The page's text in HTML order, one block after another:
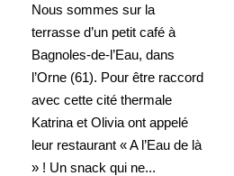
Nous sommes sur la
terrasse d’un petit café à
Bagnoles-de-l’Eau, dans
l’Orne (61). Pour être raccord
avec cette cité thermale
Katrina et Olivia ont appelé
leur restaurant « A l’Eau de là
» ! Un snack qui ne...